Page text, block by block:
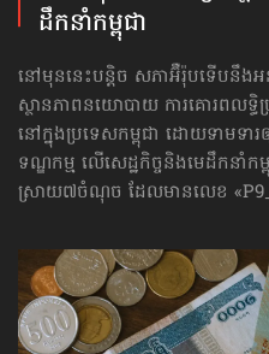
ដឹកនាំកម្ពុជា
នៅមុននេះបន្តិច សភាអ៊ឺរ៉ុបទើប
ស្ថានភាពនយោបាយ ការគោរព​លទ្
នៅក្នុងប្រទេសកម្ពុជា ដោយទាមទា
ទណ្ឌកម្ម លើសេដ្ឋកិច្ច​និងមេដឹកនាំ
ស្រាយ៧ចំណុច ដែលមានលេខ